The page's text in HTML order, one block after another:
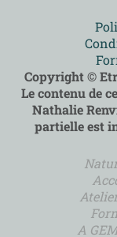
Copyright ©
Le contenu de
Nathalie
partielle est
A